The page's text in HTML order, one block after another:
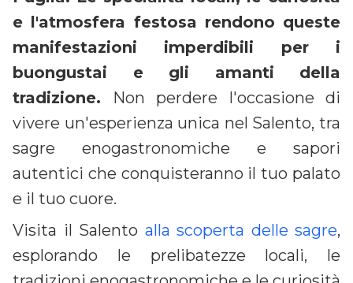
e l'atmosfera festosa rendono queste
manifestazioni imperdibili per i
buongustai e gli amanti della
tradizione. Non perdere l'occasione di
vivere un'esperienza unica nel Salento, tra
sagre enogastronomiche e sapori
autentici che conquisteranno il tuo palato
e il tuo cuore.
Visita il Salento alla scoperta delle sagre,
esplorando le prelibatezze locali, le